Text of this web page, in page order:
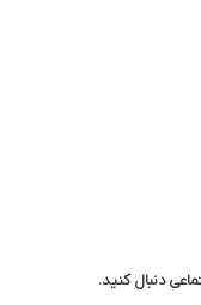
دنبال کنید.